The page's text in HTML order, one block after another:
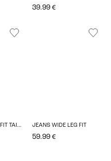
39.99 €
JEANS WIDE LEG FIT TAILLE BASSE JEANS WIDE LEG FIT
59.99 €